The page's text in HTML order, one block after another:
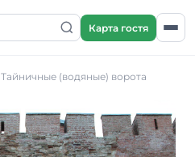
Карта гостя
Тайничные (водяные) ворота